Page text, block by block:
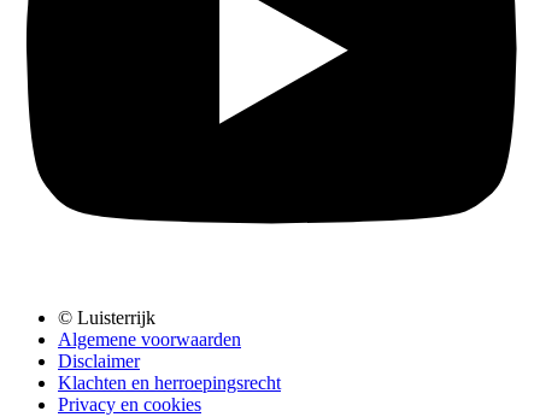
© Luisterrijk
Algemene voorwaarden
Disclaimer
Klachten en herroepingsrecht
Privacy en cookies